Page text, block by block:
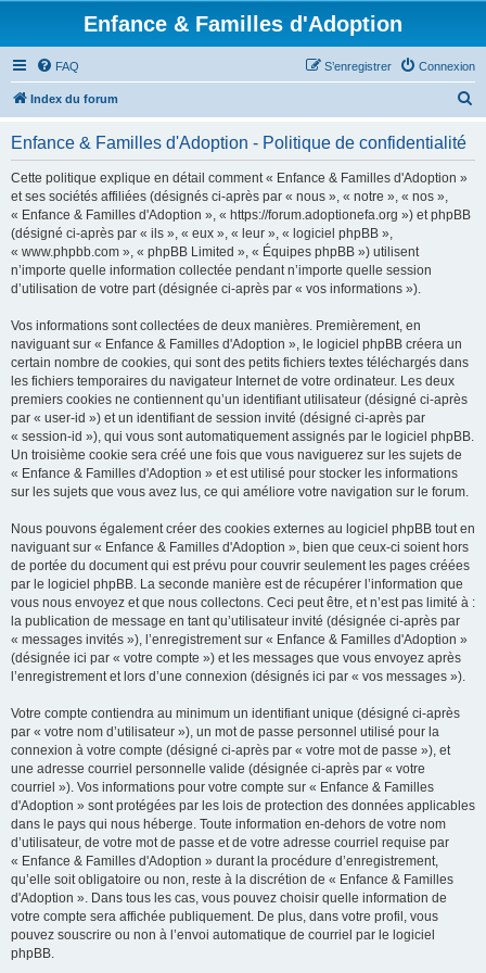
Enfance & Familles d'Adoption
FAQ Connexion
S’enregistrer
Index du forum
Enfance & Familles d'Adoption - Politique de confidentialité
Cette politique explique en détail comment « Enfance & Familles d'Adoption »
et ses sociétés affiliées (désignés ci-après par « nous », « notre », « nos »,
« Enfance & Familles d'Adoption », « https://forum.adoptionefa.org ») et phpBB
(désigné ci-après par « ils », « eux », « leur », « logiciel phpBB »,
« www.phpbb.com », « phpBB Limited », « Équipes phpBB ») utilisent
n’importe quelle information collectée pendant n’importe quelle session
d’utilisation de votre part (désignée ci-après par « vos informations »).
Vos informations sont collectées de deux manières. Premièrement, en
naviguant sur « Enfance & Familles d'Adoption », le logiciel phpBB créera un
certain nombre de cookies, qui sont des petits fichiers textes téléchargés dans
les fichiers temporaires du navigateur Internet de votre ordinateur. Les deux
premiers cookies ne contiennent qu’un identifiant utilisateur (désigné ci-après
par « user-id ») et un identifiant de session invité (désigné ci-après par
« session-id »), qui vous sont automatiquement assignés par le logiciel phpBB.
Un troisième cookie sera créé une fois que vous naviguerez sur les sujets de
« Enfance & Familles d'Adoption » et est utilisé pour stocker les informations
sur les sujets que vous avez lus, ce qui améliore votre navigation sur le forum.
Nous pouvons également créer des cookies externes au logiciel phpBB tout en
naviguant sur « Enfance & Familles d'Adoption », bien que ceux-ci soient hors
de portée du document qui est prévu pour couvrir seulement les pages créées
par le logiciel phpBB. La seconde manière est de récupérer l’information que
vous nous envoyez et que nous collectons. Ceci peut être, et n’est pas limité à :
la publication de message en tant qu’utilisateur invité (désignée ci-après par
« messages invités »), l’enregistrement sur « Enfance & Familles d'Adoption »
(désignée ici par « votre compte ») et les messages que vous envoyez après
l’enregistrement et lors d’une connexion (désignés ici par « vos messages »).
Votre compte contiendra au minimum un identifiant unique (désigné ci-après
par « votre nom d’utilisateur »), un mot de passe personnel utilisé pour la
connexion à votre compte (désigné ci-après par « votre mot de passe »), et
une adresse courriel personnelle valide (désignée ci-après par « votre
courriel »). Vos informations pour votre compte sur « Enfance & Familles
d'Adoption » sont protégées par les lois de protection des données applicables
dans le pays qui nous héberge. Toute information en-dehors de votre nom
d’utilisateur, de votre mot de passe et de votre adresse courriel requise par
« Enfance & Familles d'Adoption » durant la procédure d’enregistrement,
qu’elle soit obligatoire ou non, reste à la discrétion de « Enfance & Familles
d'Adoption ». Dans tous les cas, vous pouvez choisir quelle information de
votre compte sera affichée publiquement. De plus, dans votre profil, vous
pouvez souscrire ou non à l’envoi automatique de courriel par le logiciel
phpBB.